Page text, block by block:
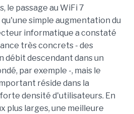
le passage au WiFi 7
simple augmentation du
informatique a constaté
très concrets - des
débit descendant dans un
par exemple -, mais le
réside dans la
densité d'utilisateurs. En
plus larges, une meilleure